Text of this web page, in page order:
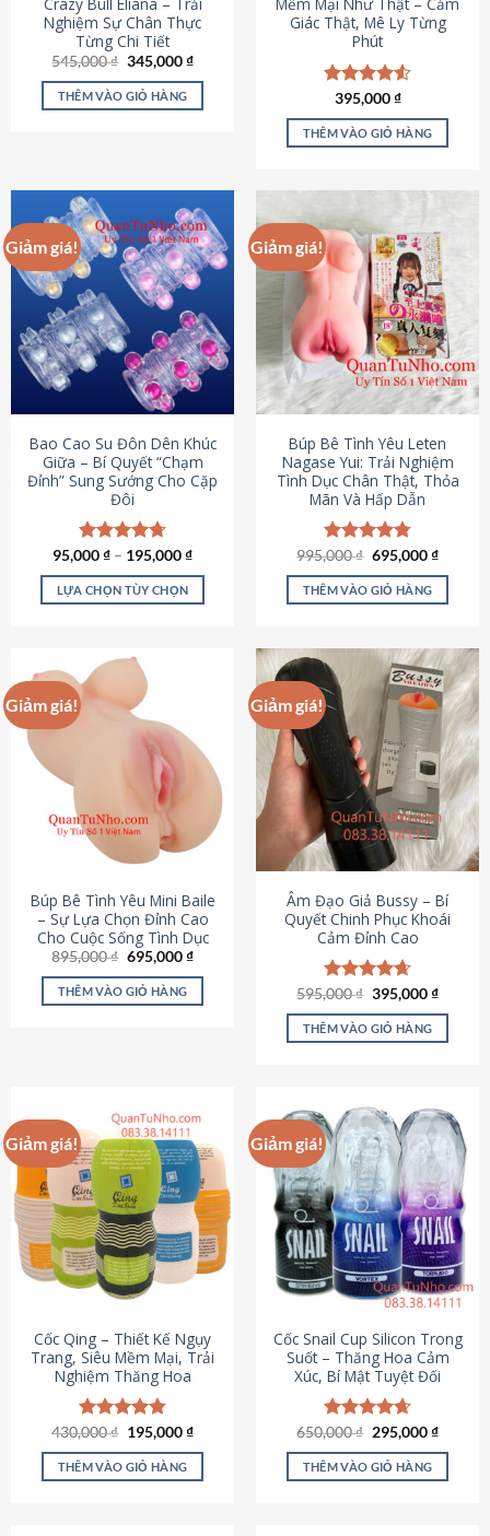
Crazy Bull Eliana – Trải
Nghiệm Sự Chân Thực
Từng Chi Tiết
545,000₫ Giá
là:
545,000 ₫.
345,000₫Giá
tại
THÊM VÀO GIỎ HÀNG
Mềm Mại Như Thật – Cảm
Giác Thật, Mê Ly Từng
Phút
Được xếp
hạng4.53
5 sao
395,000₫
THÊM VÀO GIỎ HÀNG
Giảm giá!
Bao Cao Su Đôn Dên Khúc
Giữa – Bí Quyết “Chạm
Đỉnh” Sung Sướng Cho Cặp
Đôi
Được xếp
hạng4.70
5 sao
95,000₫ – 195,000₫
LỰA CHỌN TÙY CHỌN
này
nhiều
biến
thể.
chọn
thể
chọn
trên
trang
sản
phẩm
Giảm giá!
Búp Bê Tình Yêu Leten
Nagase Yui: Trải Nghiệm
Tình Dục Chân Thật, Thỏa
Mãn Và Hấp Dẫn
Được xếp
hạng4.80
5 sao
995,000₫ Giá
là:
995,000 ₫.
695,000₫Giá
tại
THÊM VÀO GIỎ HÀNG
Giảm giá!
Búp Bê Tình Yêu Mini Baile
– Sự Lựa Chọn Đỉnh Cao
Cho Cuộc Sống Tình Dục
895,000₫ Giá
là:
895,000 ₫.
695,000₫Giá
tại
THÊM VÀO GIỎ HÀNG
Giảm giá!
Âm Đạo Giả Bussy – Bí
Quyết Chinh Phục Khoái
Cảm Đỉnh Cao
Được xếp
hạng4.64
5 sao
595,000₫ Giá
là:
595,000 ₫.
395,000₫Giá
tại
THÊM VÀO GIỎ HÀNG
Giảm giá!
Cốc Qing – Thiết Kế Ngụy
Trang, Siêu Mềm Mại, Trải
Nghiệm Thăng Hoa
Được xếp
hạng4.78
5 sao
430,000₫ Giá
là:
430,000 ₫.
195,000₫Giá
tại
THÊM VÀO GIỎ HÀNG
Giảm giá!
Cốc Snail Cup Silicon Trong
Suốt – Thăng Hoa Cảm
Xúc, Bí Mật Tuyệt Đối
Được xếp
hạng4.69
5 sao
650,000₫ Giá
là:
650,000 ₫.
295,000₫Giá
tại
THÊM VÀO GIỎ HÀNG